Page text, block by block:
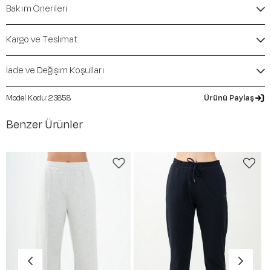
Elastane
Kalıp / Form:Comfort
Mevsim:İlkbahar-Yaz
Bakım Önerileri
Kargo ve Teslimat
İade ve Değişim Koşulları
23858 Ürünü Paylaş
Benzer Ürünler